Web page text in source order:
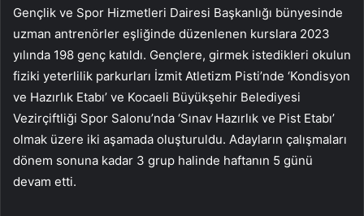
Gençlik ve Spor Hizmetleri Dairesi Başkanlığı bünyesinde
uzman antrenörler eşliğinde düzenlenen kurslara 2023
yılında 198 genç katıldı. Gençlere, girmek istedikleri okulun
fiziki yeterlilik parkurları İzmit Atletizm Pisti’nde ‘Kondisyon
ve Hazırlık Etabı’ ve Kocaeli Büyükşehir Belediyesi
Vezirçiftliği Spor Salonu’nda ‘Sınav Hazırlık ve Pist Etabı’
olmak üzere iki aşamada oluşturuldu. Adayların çalışmaları
dönem sonuna kadar 3 grup halinde haftanın 5 günü
devam etti.